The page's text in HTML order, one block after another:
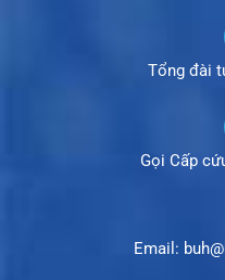
Tổng đài
Gọi Cấp
Email: